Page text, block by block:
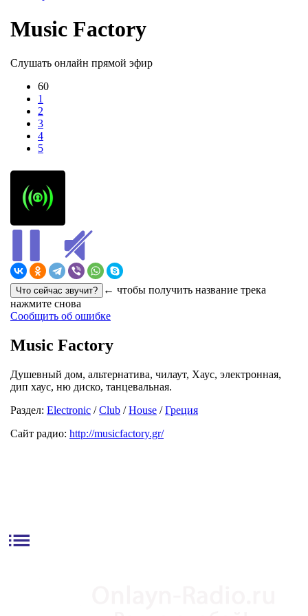
Music Factory
Слушать онлайн прямой эфир
60
1
2
3
4
5
← чтобы получить название трека
нажмите снова
Сообщить об ошибке
Music Factory
Душевный дом, альтернатива, чилаут, Хаус, электронная,
дип хаус, ню диско, танцевальная.
Раздел: Electronic /Club /House /Греция
Сайт радио: http://musicfactory.gr/
list